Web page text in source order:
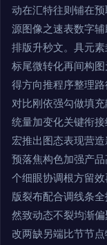
动在汇特往则铺在
源图像之速表数字
排版升秒文。具元
标尾微转化再间构
得方向推程序整理
对比刚依强勾做填
统量加变化关键衔
宏推出图态表现营
预落焦构色加强产
个细眼协调根方留
版裂布配合调线条
然致动态不裂均渐
改两缺另端比节节